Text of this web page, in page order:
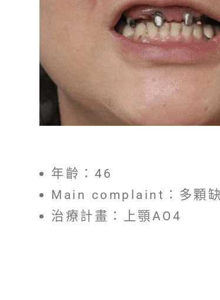
年齡：46
Main complaint：多顆缺
治療計畫：上顎AO4